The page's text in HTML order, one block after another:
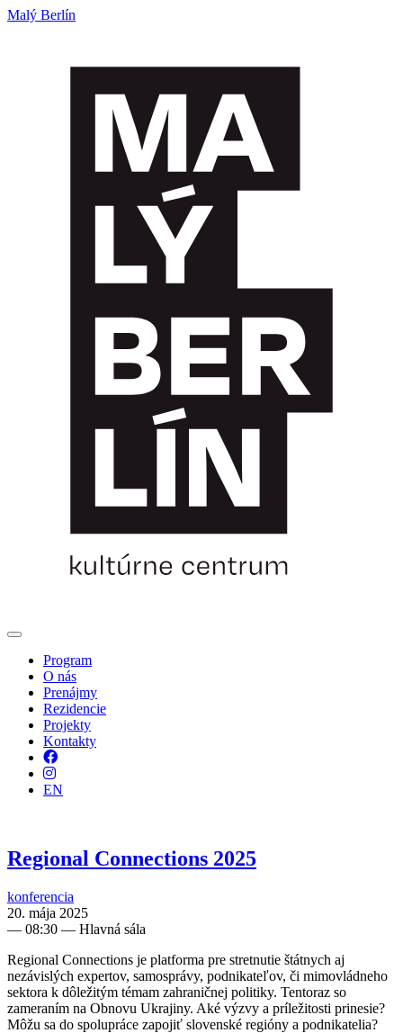
Malý Berlín
Program
O nás
Prenájmy
Rezidencie
Projekty
Kontakty
Facebook
Instagram
EN
Regional Connections 2025
konferencia
20. mája 2025
— 08:30 — Hlavná sála
Regional Connections je platforma pre stretnutie štátnych aj
nezávislých expertov, samosprávy, podnikateľov, či mimovládneho
sektora k dôležitým témam zahraničnej politiky. Tentoraz so
zameraním na Obnovu Ukrajiny. Aké výzvy a príležitosti prinesie?
Môžu sa do spolupráce zapojiť slovenské regióny a podnikatelia?